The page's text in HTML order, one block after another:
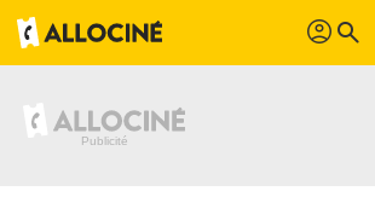
profil search